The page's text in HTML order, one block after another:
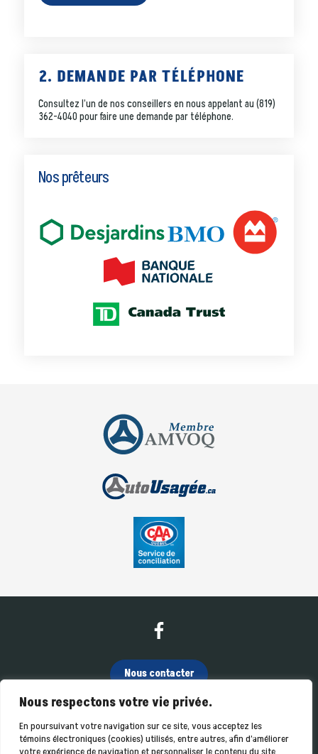
Nous respectons votre vie privée.
En poursuivant votre navigation sur ce site, vous acceptez les
témoins électroniques (cookies) utilisés, entre autres, afin d’améliorer
2. DEMANDE PAR TÉLÉPHONE
Consultez l’un de nos conseillers en nous appelant au (819)
362-4040 pour faire une demande par téléphone.
Nos prêteurs
Nous contacter
(819) 362-4040